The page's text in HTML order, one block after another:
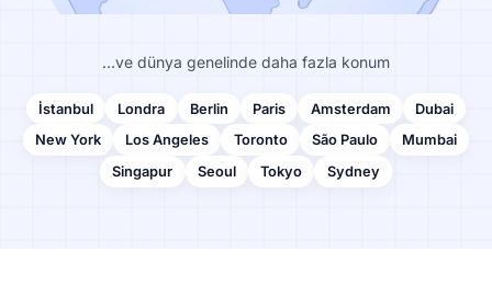
…ve dünya genelinde daha fazla konum
İstanbul Londra Berlin Paris Amsterdam
Dubai
New York
Los Angeles Toronto São Paulo
Mumbai
Singapur
Seoul Tokyo Sydney